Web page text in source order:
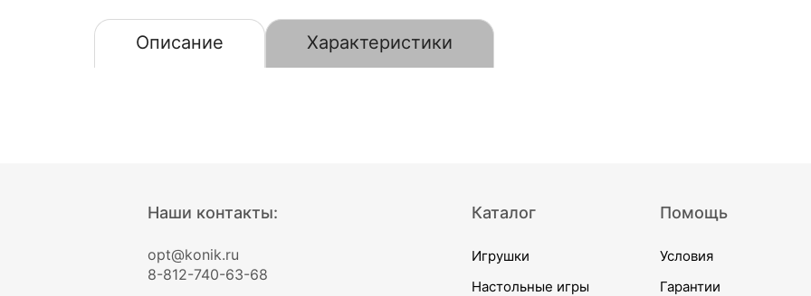
Описание Характеристики
Наши контакты:
opt@konik.ru
8-812-740-63-68
Каталог
Игрушки
Настольные игры
Помощь
Условия
Гарантии